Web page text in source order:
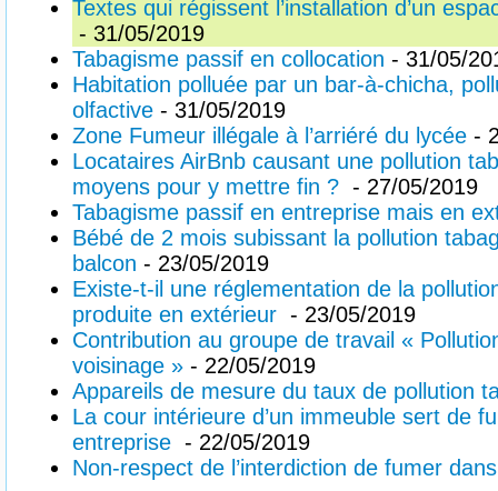
Textes qui régissent l’installation d’un
- 31/05/2019
Tabagisme passif en collocation - 31/05/
Habitation polluée par un bar-à-chicha,
olfactive - 31/05/2019
Zone Fumeur illégale à l’arriéré du lycée -
Locataires AirBnb causant une pollution
moyens pour y mettre fin ? - 27/05/2019
Tabagisme passif en entreprise mais en
Bébé de 2 mois subissant la pollution
balcon - 23/05/2019
Existe-t-il une réglementation de la
produite en extérieur - 23/05/2019
Contribution au groupe de travail «
voisinage » - 22/05/2019
Appareils de mesure du taux de pollution
La cour intérieure d’un immeuble sert de
entreprise - 22/05/2019
Non-respect de l’interdiction de fumer